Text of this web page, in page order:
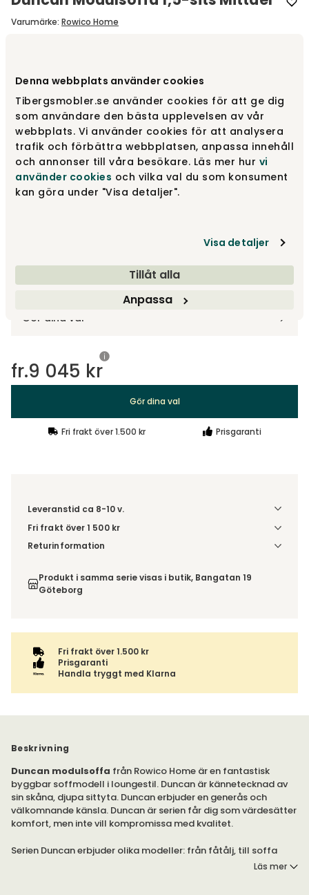
Denna webbplats använder cookies
Tibergsmobler.se använder cookies för att ge dig
som användare den bästa upplevelsen av vår
webbplats. Vi använder cookies för att analysera
trafik och förbättra webbplatsen, anpassa innehåll
och annonser till våra besökare. Läs mer hur vi
använder cookies och vilka val du som konsument
kan göra under "Visa detaljer".
Visa detaljer
Tillåt alla
Anpassa
Varumärke: Rowico Home
1,5-Sits | Mittdel fr. 9 045 kr
Fotpall fr.
Gör dina val
fr.9 045 kr
Gör dina val
Fri frakt över 1.500 kr Prisgaranti
Leveranstid ca 8-10 v.
Fri frakt över 1 500 kr
Välj utförande via 'Gör dina val' för fraktinformation på din
Returinformation
inte av ångerrätten.
Produkt i samma serie visas i butik, Bangatan 19
Göteborg
Fri frakt över 1.500 kr
Prisgaranti
Handla tryggt med Klarna
Beskrivning
Duncan modulsoffa från Rowico Home är en fantastisk
byggbar soffmodell i loungestil. Duncan är kännetecknad av
sin skåna, djupa sittyta. Duncan erbjuder en generås och
välkomnande känsla. Duncan är serien får dig som värdesätter
komfort, men inte vill kompromissa med kvalitet.
Serien Duncan erbjuder olika modeller: från fåtålj, till soffa
med schäslong. Designa din egen Duncan loungesoffa med
Läs mer